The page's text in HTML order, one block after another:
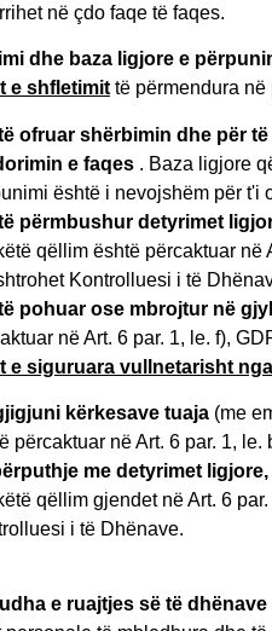
në çdo faqe të faqes.
dhe baza ligjore e
e shfletimit të përmendura në
ofruar shërbimin dhe për
e faqes . Baza ligjore
është i nevojshëm për t'i
përmbushur detyrimet
qëllim është përcaktuar në
Kontrolluesi i të
pohuar ose mbrojtur në
në Art. 6 par. 1, le. f),
e siguruara vullnetarisht
kërkesave tuaja (me
përcaktuar në Art. 6 par. 1,
me detyrimet
qëllim gjendet në Art. 6
i të Dhënave.
e ruajtjes së të dhënave